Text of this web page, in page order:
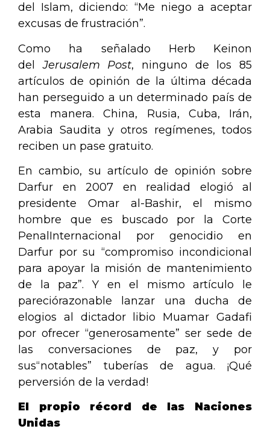
del Islam, diciendo: “Me niego a aceptar
excusas de frustración”.
Como ha señalado Herb Keinon
delJerusalem Post, ninguno de los 85
artículos de opinión de la última década
han perseguido a un determinado país de
esta manera. China, Rusia, Cuba, Irán,
Arabia Saudita y otros regímenes, todos
reciben un pase gratuito.
En cambio, su artículo de opinión sobre
Darfur en 2007 en realidad elogió al
presidente Omar al-Bashir, el mismo
hombre que es buscado por la Corte
PenalInternacional por genocidio en
Darfur por su “compromiso incondicional
para apoyar la misión de mantenimiento
de la paz”. Y en el mismo artículo le
pareciórazonable lanzar una ducha de
elogios al dictador libio Muamar Gadafi
por ofrecer “generosamente” ser sede de
las conversaciones de paz, y por
sus“notables” tuberías de agua. ¡Qué
perversión de la verdad!
El propio récord de las Naciones
Unidas